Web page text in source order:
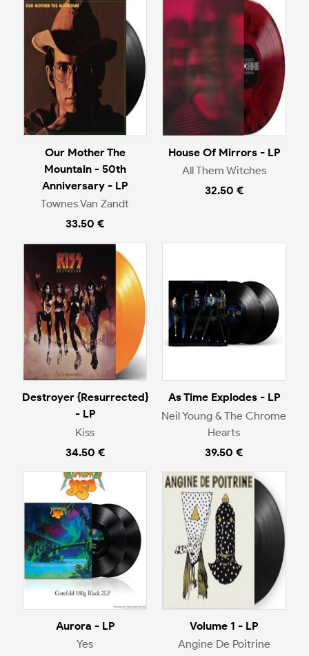
Our Mother The
Mountain - 50th
Anniversary - LP
Townes Van Zandt
33.50 €
House Of Mirrors - LP
All Them Witches
32.50 €
Destroyer {Resurrected}
- LP
Kiss
34.50 €
As Time Explodes - LP
Neil Young & The Chrome
Hearts
39.50 €
Aurora - LP
Yes
Volume 1 - LP
Angine De Poitrine